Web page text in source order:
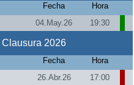
Fecha
Hora
04.May.26 19:30
2026
Fecha
Hora
26.Abr.26 17:00